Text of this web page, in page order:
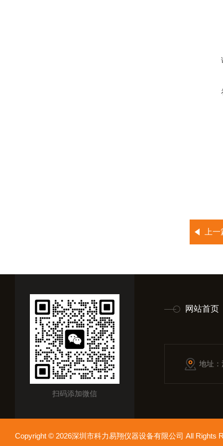
上
扫码添加微信
网站首页
地址
Copyright © 2026深圳市科力易翔仪器设备有限公司 All